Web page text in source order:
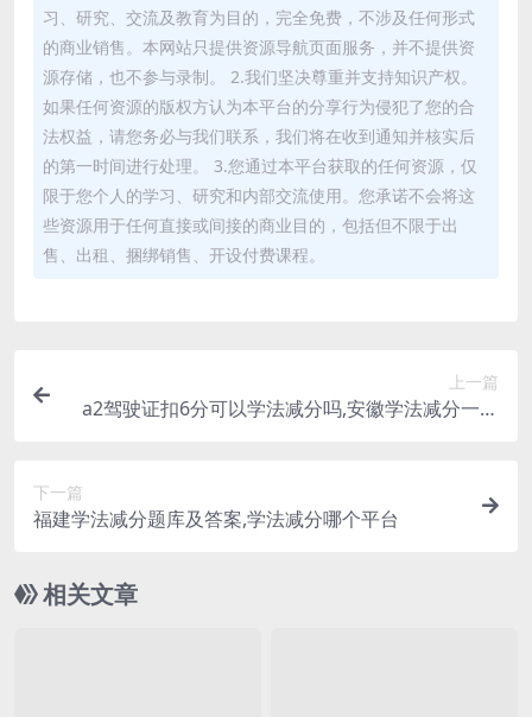
习、研究、交流及教育为目的，完全免费，不涉及任何形式
的商业销售。本网站只提供资源导航页面服务，并不提供资
源存储，也不参与录制。 2.我们坚决尊重并支持知识产权。
如果任何资源的版权方认为本平台的分享行为侵犯了您的合
法权益，请您务必与我们联系，我们将在收到通知并核实后
的第一时间进行处理。 3.您通过本平台获取的任何资源，仅
限于您个人的学习、研究和内部交流使用。您承诺不会将这
些资源用于任何直接或间接的商业目的，包括但不限于出
售、出租、捆绑销售、开设付费课程。
上一篇
a2驾驶证扣6分可以学法减分吗,安徽学法减分一年
下一篇
福建学法减分题库及答案,学法减分哪个平台
相关文章